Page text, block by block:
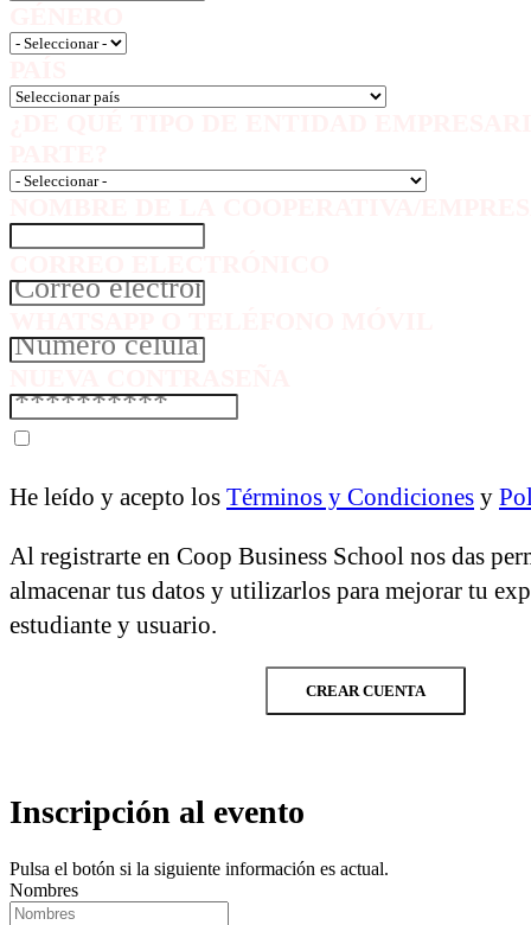
He leído y acepto los Términos y Condiciones y
Al registrarte en Coop Business School nos das
almacenar tus datos y utilizarlos para mejorar tu
estudiante y usuario.
CREAR CUENTA
Inscripción al evento
Pulsa el botón si la siguiente información es actual.
Nombres